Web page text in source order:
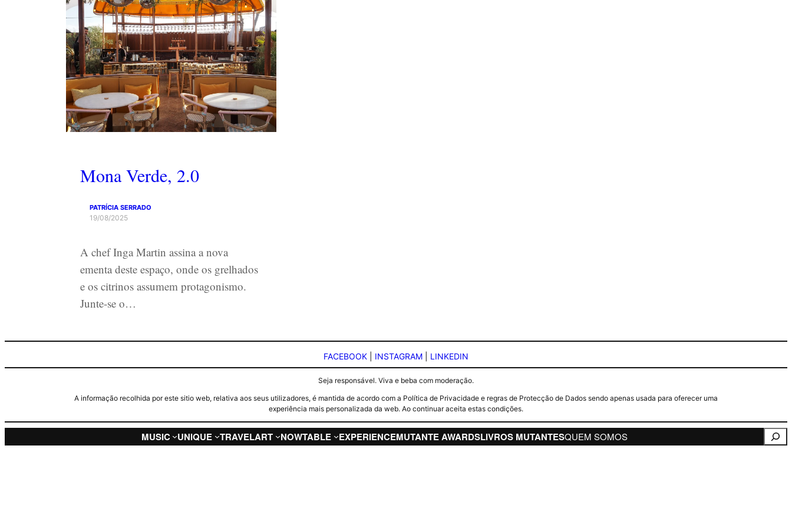
Mona Verde, 2.0
PATRÍCIA SERRADO
19/08/2025
A chef Inga Martin assina a nova
ementa deste espaço, onde os grelhados
e os citrinos assumem protagonismo.
Junte-se o…
FACEBOOK INSTAGRAM LINKEDIN
Seja responsável. Viva e beba com moderação.
A informação recolhida por este sitio web, relativa aos seus utilizadores, é mantida de acordo com a Política de Privacidade e regras de Protecção de Dados sendo apenas usada para oferecer uma
experiência mais personalizada da web. Ao continuar aceita estas condições.
MUSIC UNIQUE TRAVELART NOWTABLE EXPERIENCEMUTANTE AWARDSLIVROS MUTANTESQUEM SOMOS